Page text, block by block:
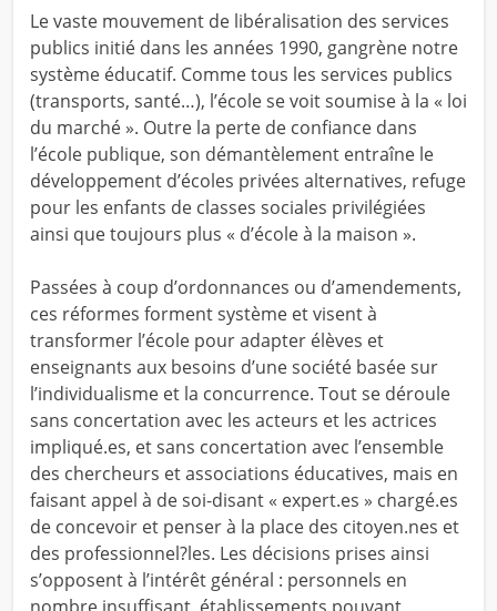
Le vaste mouvement de libéralisation des services
publics initié dans les années 1990, gangrène notre
système éducatif. Comme tous les services publics
(transports, santé…), l’école se voit soumise à la « loi
du marché ». Outre la perte de confiance dans
l’école publique, son démantèlement entraîne le
développement d’écoles privées alternatives, refuge
pour les enfants de classes sociales privilégiées
ainsi que toujours plus « d’école à la maison ».
Passées à coup d’ordonnances ou d’amendements,
ces réformes forment système et visent à
transformer l’école pour adapter élèves et
enseignants aux besoins d’une société basée sur
l’individualisme et la concurrence. Tout se déroule
sans concertation avec les acteurs et les actrices
impliqué.es, et sans concertation avec l’ensemble
des chercheurs et associations éducatives, mais en
faisant appel à de soi-disant « expert.es » chargé.es
de concevoir et penser à la place des citoyen.nes et
des professionnel?les. Les décisions prises ainsi
s’opposent à l’intérêt général : personnels en